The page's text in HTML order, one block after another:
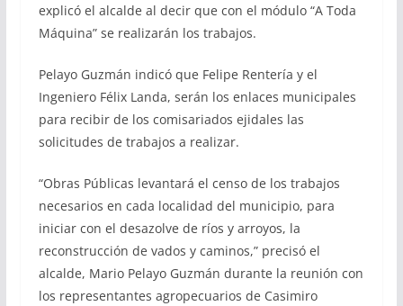
explicó el alcalde al decir que con el módulo “A Toda
Máquina” se realizarán los trabajos.
Pelayo Guzmán indicó que Felipe Rentería y el
Ingeniero Félix Landa, serán los enlaces municipales
para recibir de los comisariados ejidales las
solicitudes de trabajos a realizar.
“Obras Públicas levantará el censo de los trabajos
necesarios en cada localidad del municipio, para
iniciar con el desazolve de ríos y arroyos, la
reconstrucción de vados y caminos,” precisó el
alcalde, Mario Pelayo Guzmán durante la reunión con
los representantes agropecuarios de Casimiro